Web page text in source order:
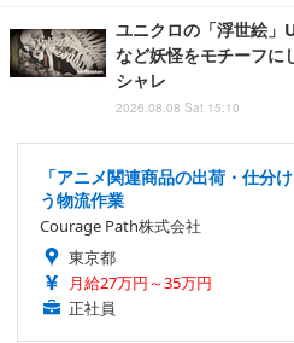
ユニクロの「浮世絵」
など妖怪をモチーフに
シャレ
2026.08.08 Sat 15:10
「アニメ関連商品の出荷・仕分
う物流作業
Courage Path株式会社
東京都
月給27万円～35万円
正社員